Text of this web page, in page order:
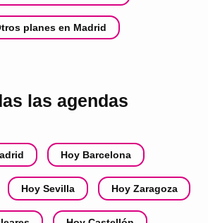
planes en Madrid
las agendas
Hoy Barcelona
Hoy Sevilla Hoy Zaragoza